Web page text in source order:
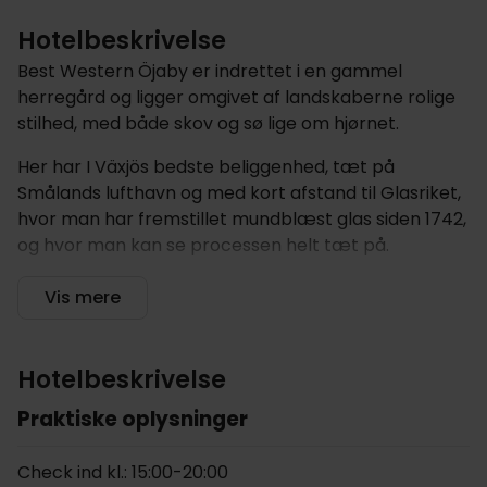
Hotelbeskrivelse
Best Western Öjaby er indrettet i en gammel
herregård og ligger omgivet af landskaberne rolige
stilhed, med både skov og sø lige om hjørnet.
Her har I Växjös bedste beliggenhed, tæt på
Smålands lufthavn og med kort afstand til Glasriket,
hvor man har fremstillet mundblæst glas siden 1742,
og hvor man kan se processen helt tæt på.
Hotellet tilbyder
landlige omgivelser, på en herregård med en lang
historie, da den blev opført af Greve Posse i midten
af 1800-tallet. Hotellet er en del af Best Western-
personlig service.
Vis mere
Hotelbeskrivelse
Praktiske oplysninger
Check ind kl.: 15:00-20:00